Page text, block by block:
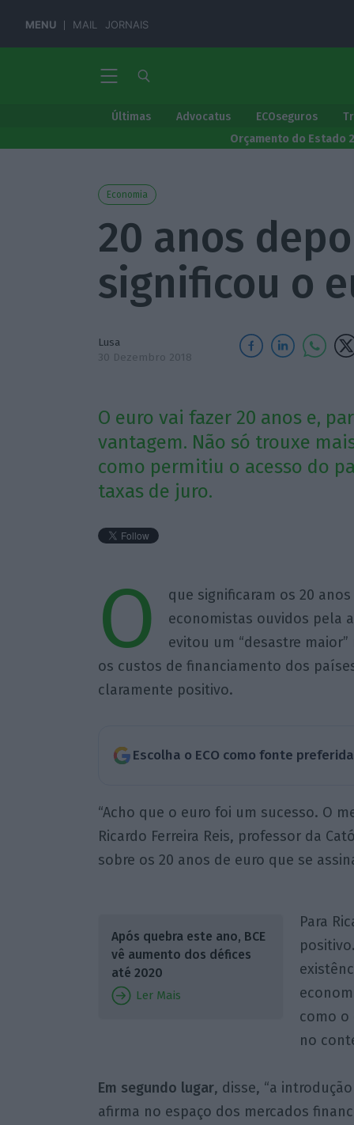
MENU MAIL JORNAIS
Últimas Advocatus ECOseguros
Orçamento do Estado
Economia
20 anos
significou o
Lusa
30 Dezembro 2018
O euro vai fazer 20 anos e,
vantagem. Não só trouxe
como permitiu o acesso do
taxas de juro.
O
que significaram os 20
economistas ouvidos pela
evitou um “desastre
os custos de financiamento dos
claramente positivo.
Escolha o ECO como fonte
“Acho que o euro foi um sucesso. O
Ricardo Ferreira Reis, professor da
sobre os 20 anos de euro que se
Após quebra este ano, BCE
vê aumento dos défices
até 2020
Ler Mais
Para
positivo.
como o
no
Em segundo lugar, disse, “a
afirma no espaço dos mercados